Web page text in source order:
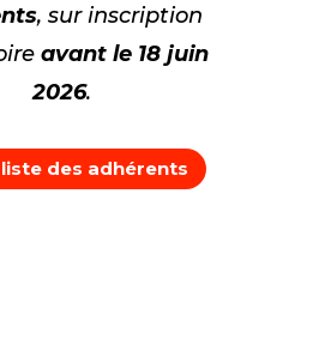
, surinscription
avant le 18 juin
2026.
des adhérents